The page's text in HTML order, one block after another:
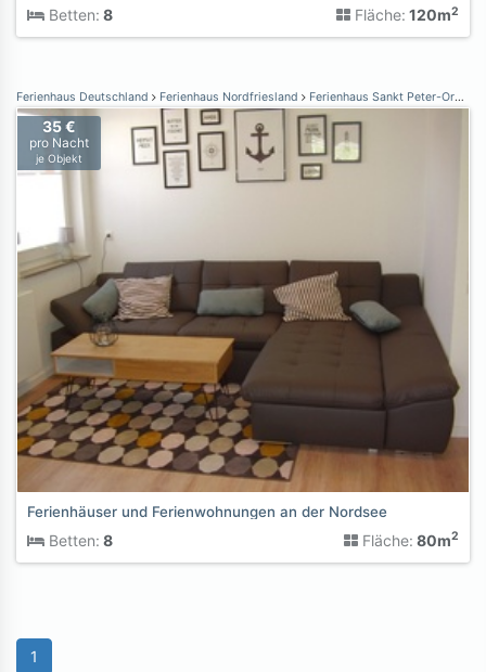
Betten: 8 Fläche: 120m2
Ferienhaus Deutschland Ferienhaus Nordfriesland Ferienhaus Sankt Peter-Ording
35 €
pro Nacht
je Objekt
Ferienhäuser und Ferienwohnungen an der Nordsee
Betten: 8 Fläche: 80m2
1